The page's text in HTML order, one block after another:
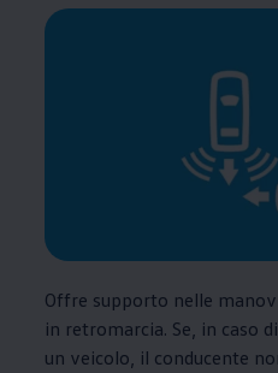
Offre supporto nelle
in retromarcia. Se, in caso
un veicolo, il conducente